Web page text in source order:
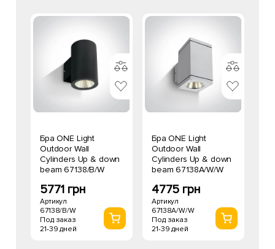
Бра ONE Light
Outdoor Wall
Cylinders Up & down
beam 67138/B/W
5771 грн
Артикул
67138/B/W
Под заказ
21-39 дней
Бра ONE Light
Outdoor Wall
Cylinders Up & down
beam 67138A/W/W
4775 грн
Артикул
67138A/W/W
Под заказ
21-39 дней